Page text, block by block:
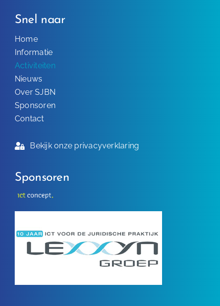
Snel naar
Home
Informatie
Activiteiten
Nieuws
Over SJBN
Sponsoren
Contact
Bekijk onze privacyverklaring
Sponsoren